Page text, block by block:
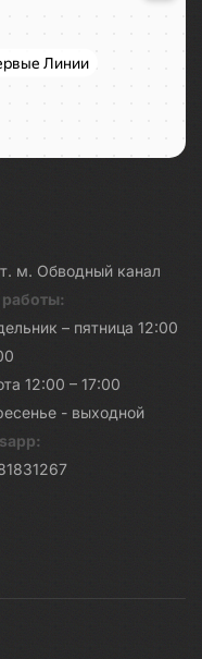
м. Обводный канал
– пятница 12:00
12:00 – 17:00
- выходной